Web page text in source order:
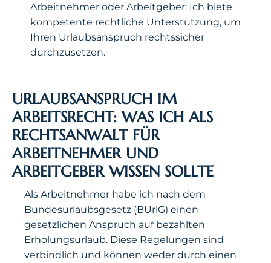
Arbeitnehmer oder Arbeitgeber: Ich biete
kompetente rechtliche Unterstützung, um
Ihren Urlaubsanspruch rechtssicher
durchzusetzen.
URLAUBSANSPRUCH IM
ARBEITSRECHT: WAS ICH ALS
RECHTSANWALT FÜR
ARBEITNEHMER UND
ARBEITGEBER WISSEN SOLLTE
Als Arbeitnehmer habe ich nach dem
Bundesurlaubsgesetz (BUrlG) einen
gesetzlichen Anspruch auf bezahlten
Erholungsurlaub. Diese Regelungen sind
verbindlich und können weder durch einen